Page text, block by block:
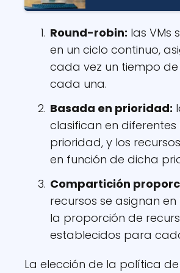
Round-robin: las VMs
en un ciclo continuo,
cada vez un tiempo de
cada una.
Basada en prioridad:
clasifican en diferentes
prioridad, y los
en función de dicha
Compartición
recursos se asignan
la proporción de
establecidos para
La elección de la política